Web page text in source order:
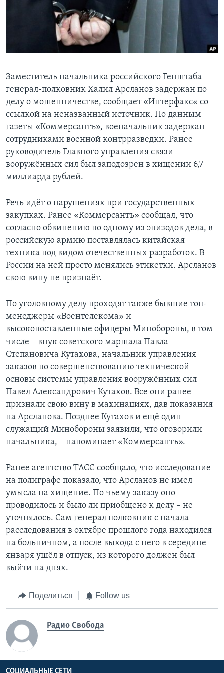
Learning English
СОЦИАЛЬНЫЕ СЕТИ
Языки
Заместитель начальника российского Генштаба
генерал-полковник Халил Арсланов задержан по
делу о мошенничестве, сообщает «Интерфакс« со
ссылкой на неназванный источник. По данным
газеты «Коммерсантъ», военачальник задержан
сотрудниками военной контрразведки. Ранее
руководитель Главного управления связи
вооружённых сил был заподозрен в хищении 6,7
миллиарда рублей.
Речь идёт о нарушениях при государственных
закупках. Ранее «Коммерсантъ» сообщал, что
согласно обвинению по одному из эпизодов дела, в
российскую армию поставлялась китайская
техника под видом отечественных разработок. В
России на ней просто менялись этикетки. Арсланов
свою вину не признаёт.
По уголовному делу проходят также бывшие топ-
менеджеры «Воентелекома» и
высокопоставленные офицеры Минобороны, в том
числе – внук советского маршала Павла
Степановича Кутахова, начальник управления
заказов по совершенствованию технической
основы системы управления вооружённых сил
Павел Александрович Кутахов. Все они ранее
признали свою вину в махинациях, дав показания
на Арсланова. Позднее Кутахов и ещё один
служащий Минобороны заявили, что оговорили
начальника, – напоминает «Коммерсантъ».
Ранее агентство ТАСС сообщало, что исследование
на полиграфе показало, что Арсланов не имел
умысла на хищение. По чьему заказу оно
проводилось и было ли приобщено к делу – не
уточнялось. Сам генерал полковник с начала
расследования в октябре прошлого года находился
на больничном, а после выхода с него в середине
января ушёл в отпуск, из которого должен был
выйти на днях.
Поделиться Follow us
Радио Свобода